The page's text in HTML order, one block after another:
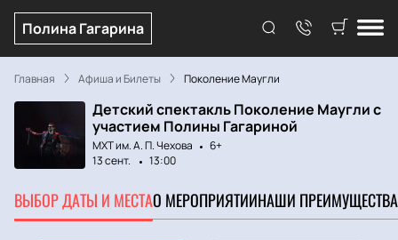
Полина Гагарина
Главная Афиша и Билеты Поколение Маугли
Детский спектакль Поколение Маугли с
участием Полины Гагариной
МХТ им. А. П. Чехова
6+
13 сент.
13:00
ВЫБОР ДАТЫ И МЕСТАО МЕРОПРИЯТИИНАШИ ПРЕИМУЩЕСТВА